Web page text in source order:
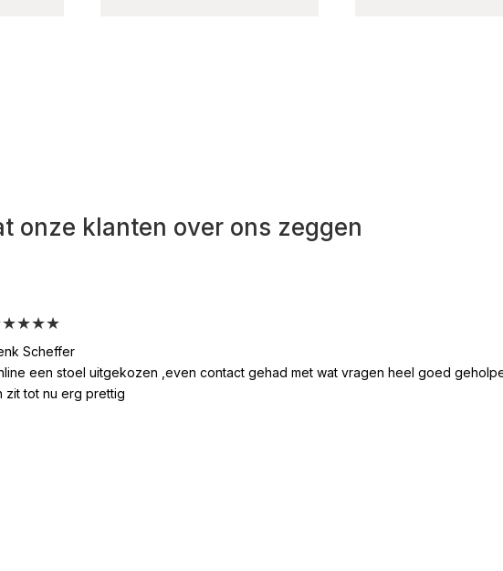
onze klanten over ons zeggen
Scheffer
een stoel uitgekozen ,even contact gehad met wat vragen heel goed
zit tot nu erg prettig